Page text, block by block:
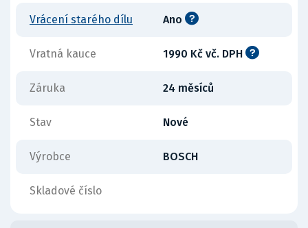
Vrácení starého dílu Ano
Vratná kauce 1990 Kč vč. DPH
Záruka 24 měsíců
Stav Nové
Výrobce BOSCH
Skladové číslo